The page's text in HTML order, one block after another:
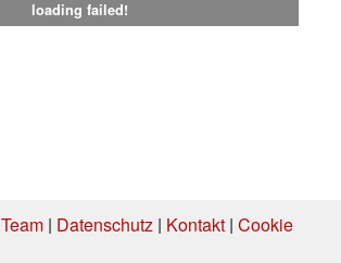
loading failed!
Team| Datenschutz| Kontakt| Cookie